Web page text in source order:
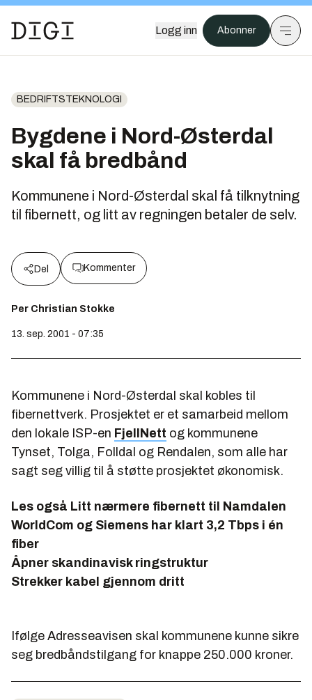
Logg inn Abonner
BEDRIFTSTEKNOLOGI
Bygdene i Nord-Østerdal
skal få bredbånd
Kommunene i Nord-Østerdal skal få tilknytning
til fibernett, og litt av regningen betaler de selv.
Del Kommenter
Per Christian Stokke
13. sep. 2001 - 07:35
Kommunene i Nord-Østerdal skal kobles til
fibernettverk. Prosjektet er et samarbeid mellom
den lokale ISP-en FjellNett og kommunene
Tynset, Tolga, Folldal og Rendalen, som alle har
sagt seg villig til å støtte prosjektet økonomisk.
Les også Litt nærmere fibernett til Namdalen
WorldCom og Siemens har klart 3,2 Tbps i én
fiber
Åpner skandinavisk ringstruktur
Strekker kabel gjennom dritt
Ifølge Adresseavisen skal kommunene kunne sikre
seg bredbåndstilgang for knappe 250.000 kroner.